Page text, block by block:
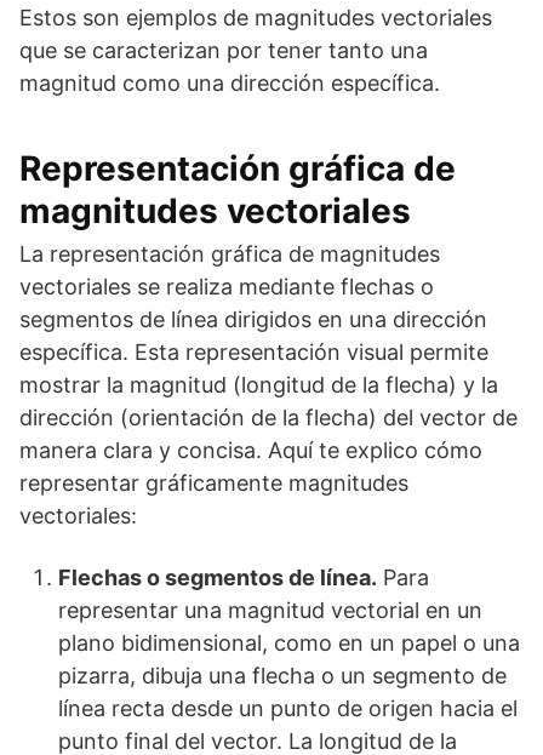
Estos son ejemplos de magnitudes vectoriales
que se caracterizan por tener tanto una
magnitud como una dirección específica.
Representación gráfica de
magnitudes vectoriales
La representación gráfica de magnitudes
vectoriales se realiza mediante flechas o
segmentos de línea dirigidos en una dirección
específica. Esta representación visual permite
mostrar la magnitud (longitud de la flecha) y la
dirección (orientación de la flecha) del vector de
manera clara y concisa. Aquí te explico cómo
representar gráficamente magnitudes
vectoriales:
Flechas o segmentos de línea. Para
representar una magnitud vectorial en un
plano bidimensional, como en un papel o una
pizarra, dibuja una flecha o un segmento de
línea recta desde un punto de origen hacia el
punto final del vector. La longitud de la